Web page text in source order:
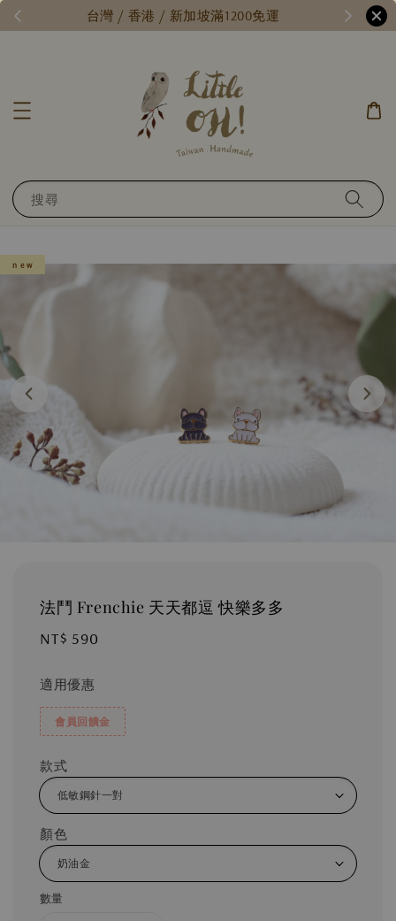
免運 // 台灣 / 香港 / 新加坡滿1200免運
搜尋
n e w
法鬥 Frenchie 天天都逗 快樂多多
Regular
NT$ 590
適用優惠
會員回饋金
款式
顏色
數量